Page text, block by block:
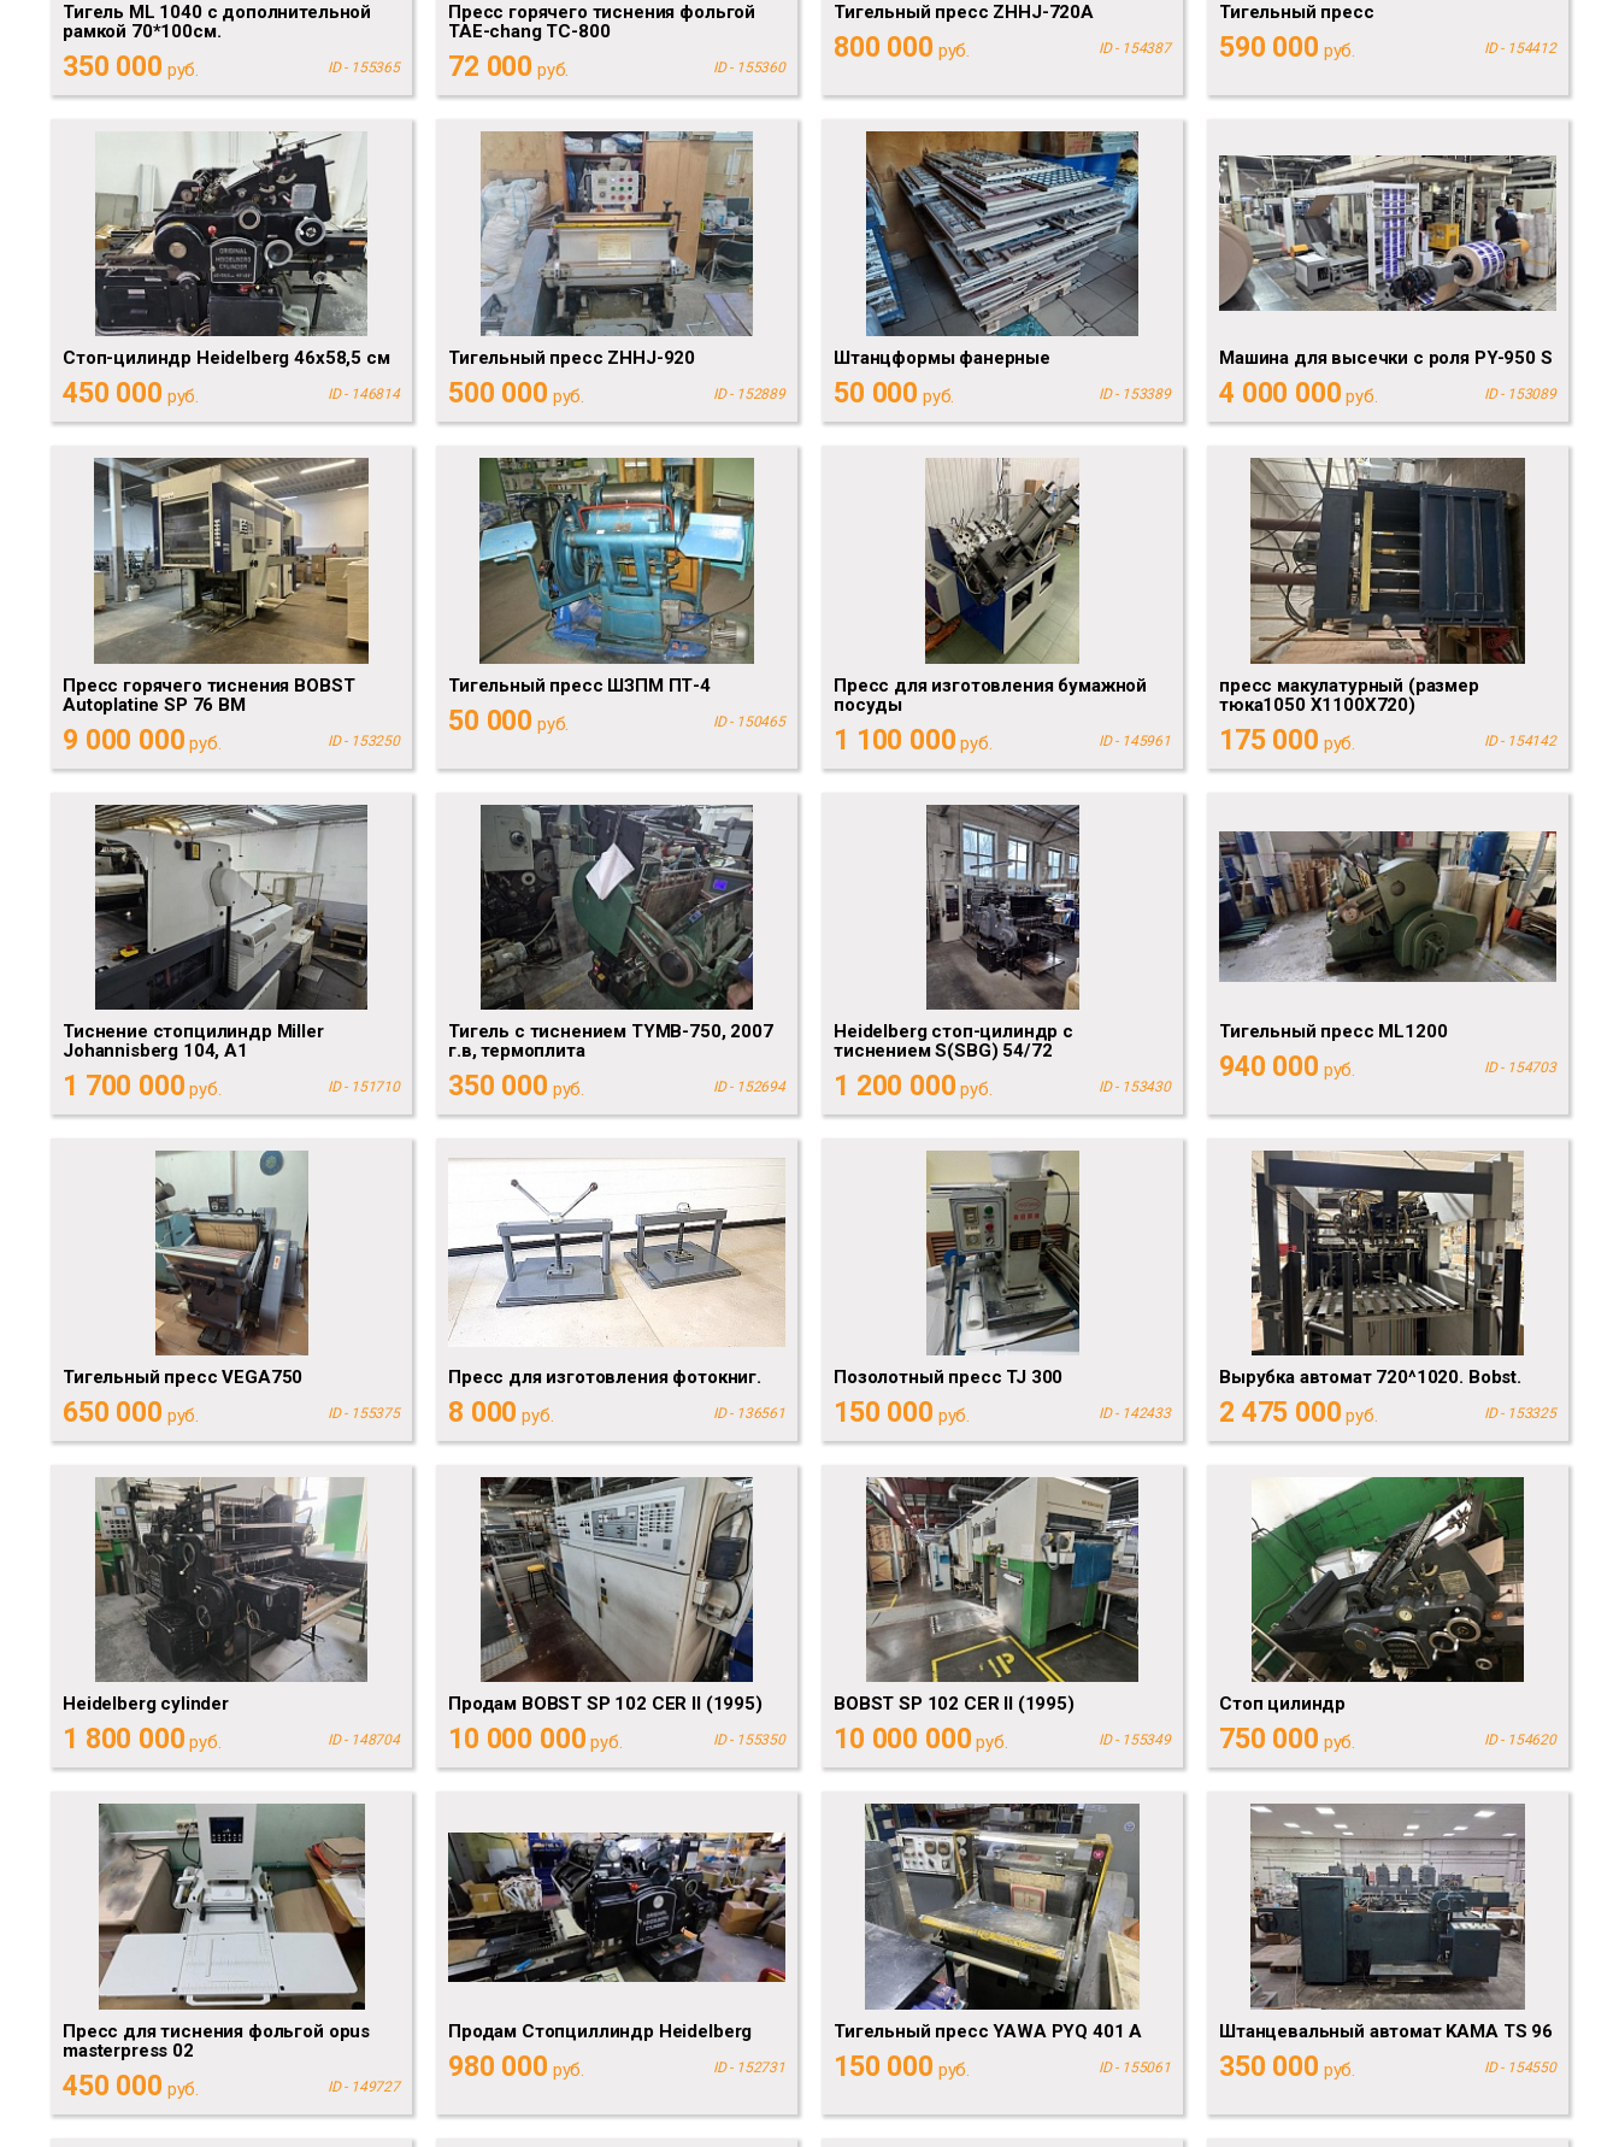
Тигель ML 1040 с дополнительной
рамкой 70*100см.
350 000 руб. ID - 155365
Пресс горячего тиснения фольгой
TAE-chang TC-800
72 000 руб. ID - 155360
Тигельный пресс ZHHJ-720A
800 000 руб. ID - 154387
Тигельный пресс
590 000 руб. ID - 154412
Стоп-цилиндр Heidelberg 46х58,5 см
450 000 руб. ID - 146814
Тигельный пресс ZHHJ-920
500 000 руб. ID - 152889
Штанцформы фанерные
50 000 руб. ID - 153389
Машина для высечки с роля PY-950 S
4 000 000 руб. ID - 153089
Пресс горячего тиснения BOBST
Autoplatine SP 76 BM
9 000 000 руб. ID - 153250
Тигельный пресс ШЗПМ ПТ-4
50 000 руб. ID - 150465
Пресс для изготовления бумажной
посуды
1 100 000 руб. ID - 145961
пресс макулатурный (размер
тюка1050 Х1100Х720)
175 000 руб. ID - 154142
Тиснение стопцилиндр Miller
Johannisberg 104, А1
1 700 000 руб. ID - 151710
Тигель с тиснением TYMB-750, 2007
г.в, термоплита
350 000 руб. ID - 152694
Heidelberg стоп-цилиндр с
тиснением S(SBG) 54/72
1 200 000 руб. ID - 153430
Тигельный пресс ML1200
940 000 руб. ID - 154703
Тигельный пресс VEGA750
650 000 руб. ID - 155375
Пресс для изготовления фотокниг.
8 000 руб. ID - 136561
Позолотный пресс TJ 300
150 000 руб. ID - 142433
Вырубка автомат 720^1020. Bobst.
2 475 000 руб. ID - 153325
Heidelberg cylinder
1 800 000 руб. ID - 148704
Продам BOBST SP 102 CER II (1995)
10 000 000 руб. ID - 155350
BOBST SP 102 CER II (1995)
10 000 000 руб. ID - 155349
Стоп цилиндр
750 000 руб. ID - 154620
Пресс для тиснения фольгой opus
masterpress 02
450 000 руб. ID - 149727
Продам Стопциллиндр Heidelberg
980 000 руб. ID - 152731
Тигельный пресс YAWA PYQ 401 A
150 000 руб. ID - 155061
Штанцевальный автомат KAMA TS 96
350 000 руб. ID - 154550